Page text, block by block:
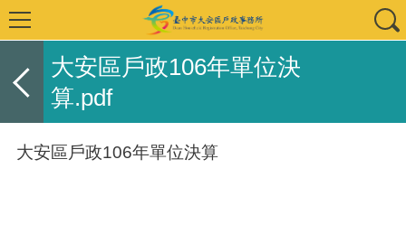
大安區戶政106年單位決
算.pdf
大安區戶政106年單位決算